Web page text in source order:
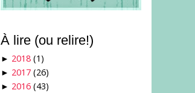
À lire (ou relire!)
► 2018 (1)
► 2017 (26)
► 2016 (43)